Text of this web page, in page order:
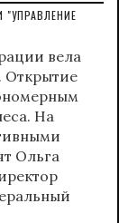
вела
Открытие
На
Ольга